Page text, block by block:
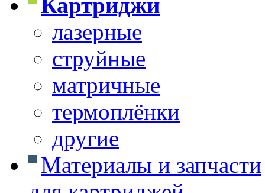
лазерные
струйные
матричные
термоплёнки
другие
Материалы и запчасти